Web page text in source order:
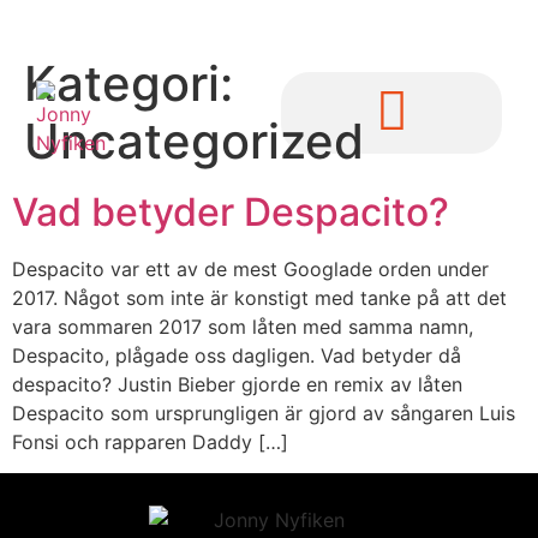
Kategori:
Uncategorized
Vad betyder Despacito?
Despacito var ett av de mest Googlade orden under
2017. Något som inte är konstigt med tanke på att det
vara sommaren 2017 som låten med samma namn,
Despacito, plågade oss dagligen. Vad betyder då
despacito? Justin Bieber gjorde en remix av låten
Despacito som ursprungligen är gjord av sångaren Luis
Fonsi och rapparen Daddy […]